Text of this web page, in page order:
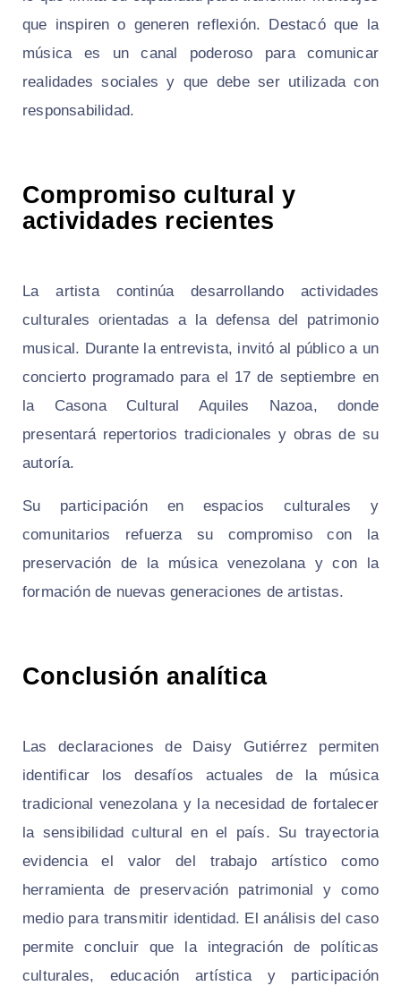
que inspiren o generen reflexión. Destacó que la
música es un canal poderoso para comunicar
realidades sociales y que debe ser utilizada con
responsabilidad.
Compromiso cultural y
actividades recientes
La artista continúa desarrollando actividades
culturales orientadas a la defensa del patrimonio
musical. Durante la entrevista, invitó al público a un
concierto programado para el 17 de septiembre en
la Casona Cultural Aquiles Nazoa, donde
presentará repertorios tradicionales y obras de su
autoría.
Su participación en espacios culturales y
comunitarios refuerza su compromiso con la
preservación de la música venezolana y con la
formación de nuevas generaciones de artistas.
Conclusión analítica
Las declaraciones de Daisy Gutiérrez permiten
identificar los desafíos actuales de la música
tradicional venezolana y la necesidad de fortalecer
la sensibilidad cultural en el país. Su trayectoria
evidencia el valor del trabajo artístico como
herramienta de preservación patrimonial y como
medio para transmitir identidad. El análisis del caso
permite concluir que la integración de políticas
culturales, educación artística y participación